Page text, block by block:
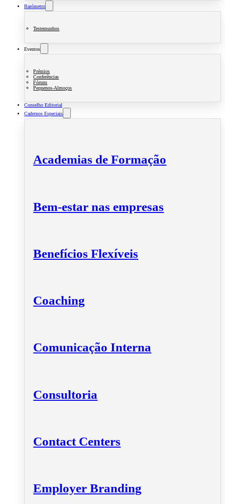
Barómetro
Testemunhos
Eventos
Prémios
Conferências
Fóruns
Pequenos-Almoços
Conselho Editorial
Cadernos Especiais
Academias de Formação
Bem-estar nas empresas
Benefícios Flexíveis
Coaching
Comunicação Interna
Consultoria
Contact Centers
Employer Branding